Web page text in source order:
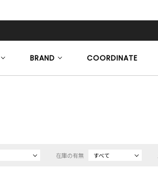
BRAND COORDINATE
在庫の有無 すべて